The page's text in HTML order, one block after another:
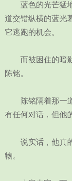
蓝色的光芒猛地
道交错纵横的蓝光
它逃跑的机会。
而被困住的暗影
陈铭。
陈铭隔着那一道
有任何对话，但
说实话，他真的
物。